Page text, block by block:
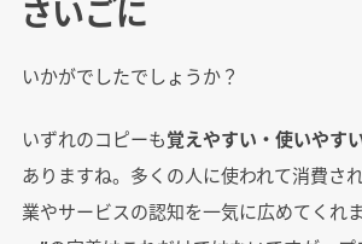
さいごに
いかがでしたでしょうか？
いずれのコピーも覚えやすい・使いやす
ありますね。多くの人に使われて消費さ
業やサービスの認知を一気に広めてくれ